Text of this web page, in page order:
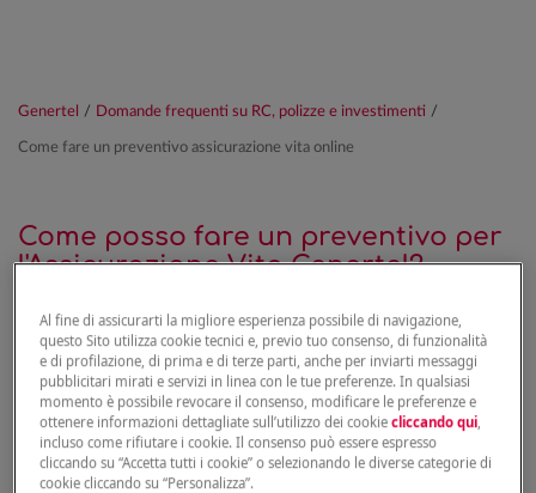
Genertel / Domande frequenti su RC, polizze e investimenti /
Come fare un preventivo assicurazione vita online
Come posso fare un preventivo per
l'Assicurazione Vita Genertel?
Se vuoi un’assicurazione sulla vita,clicca qui per fare un
preventivo online . Riceverai una proposta basata sulle
informazioni che hai inserito. Potrai valutarla e
modificarla.
Al fine di assicurarti la migliore esperienza possibile di navigazione,
questo Sito utilizza cookie tecnici e, previo tuo consenso, di funzionalità
e di profilazione, di prima e di terze parti, anche per inviarti messaggi
pubblicitari mirati e servizi in linea con le tue preferenze. In qualsiasi
momento è possibile revocare il consenso, modificare le preferenze e
ottenere informazioni dettagliate sull’utilizzo dei cookiecliccando qui
incluso come rifiutare i cookie. Il consenso può essere espresso
cliccando su “Accetta tutti i cookie” o selezionando le diverse categorie di
cookie cliccando su “Personalizza”.